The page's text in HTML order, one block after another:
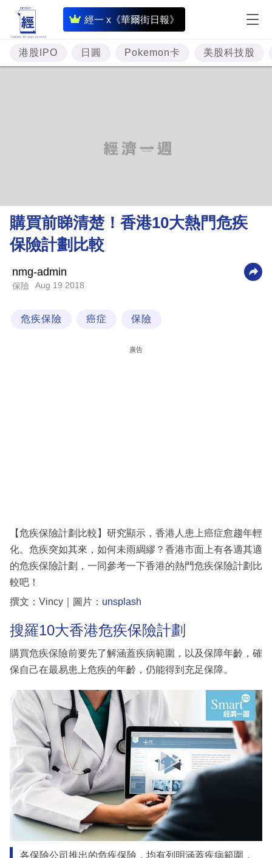
經一 x《華爾街日報》
即
時
財
經
理
財
商
科
區
港股IPO 日圓 Pokemon卡 美股科技股
購買前睇清楚！香港10大熱門危疾
保險計劃比較
nmg-admin
保險 Aug 19 2018
危疾保險 癌症 保險
廣告
【危疾保險計劃比較】研究顯示，香港人患上癌症愈趨年輕
化。危疾突如其來，如何未雨綢繆？香港市面上有各適其適
的危疾保險計劃，一同參考一下香港的熱門危疾保險計劃比
較吧！
撰文：Vincy｜圖片： unsplash
搜羅10大香港危疾保險計劃
購買危疾保險前要先了解涵蓋疾病範圍，以及保障年齡，確
保自己在最易患上危疾的年齡，仍能得到充足保障。
各保險公司推出的危疾保險，均有列明涵蓋疾病範圍，